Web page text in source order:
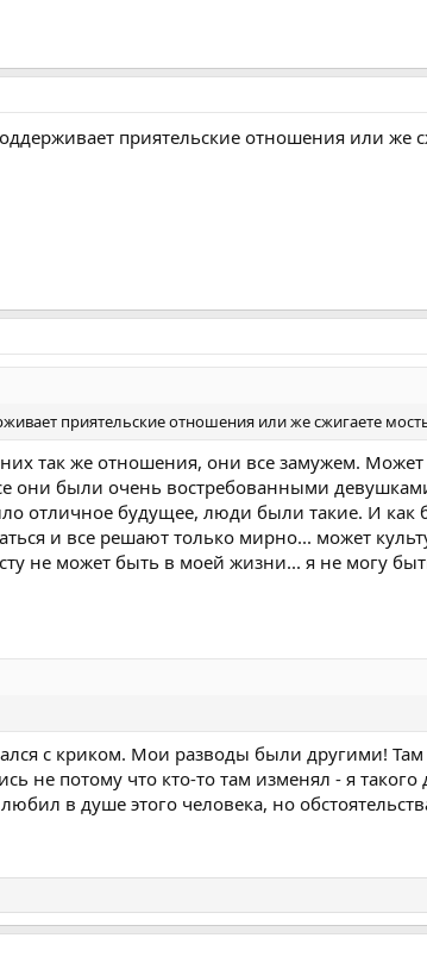
приятельские отношения или же
приятельские отношения или же сжигаете
так же отношения, они все замужем.
они были очень востребованными
отличное будущее, люди были такие. И как
и все решают только мирно... может
не может быть в моей жизни... я не могу
с криком. Мои разводы были другими!
не потому что кто-то там изменял - я
в душе этого человека, но